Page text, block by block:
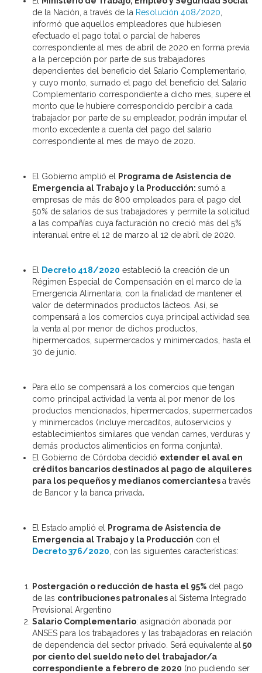
de la Nación, a través de la Resolución 408/2020
informó que aquellos empleadores que hubiesen
efectuado el pago total o parcial de haberes
correspondiente al mes de abril de 2020 en forma previa
a la percepción por parte de sus trabajadores
dependientes del beneficio del Salario Complementario,
y cuyo monto, sumado el pago del beneficio del Salario
Complementario correspondiente a dicho mes, supere el
monto que le hubiere correspondido percibir a cada
trabajador por parte de su empleador, podrán imputar el
monto excedente a cuenta del pago del salario
correspondiente al mes de mayo de 2020.
El Gobierno amplió el
Programa de Asistencia de
Emergencia al Trabajo y la Producción: sumó a
empresas de más de 800 empleados para el pago del
50% de salarios de sus trabajadores y permite la solicitud
a las compañías cuya facturación no creció más del 5%
interanual entre el 12 de marzo al 12 de abril de 2020.
El Decreto 418/2020 estableció la creación de un
Régimen Especial de Compensación en el marco de la
Emergencia Alimentaria, con la finalidad de mantener el
valor de determinados productos lácteos. Así, se
compensará a los comercios cuya principal actividad sea
la venta al por menor de dichos productos,
hipermercados, supermercados y minimercados, hasta el
30 de junio.
Para ello se compensará a los comercios que tengan
como principal actividad la venta al por menor de los
productos mencionados, hipermercados, supermercados
y minimercados (incluye mercaditos, autoservicios y
establecimientos similares que vendan carnes, verduras y
demás productos alimenticios en forma conjunta).
El Gobierno de Córdoba decidió extender el aval en
créditos bancarios destinados al pago de alquileres
para los pequeños y medianos comerciantesa través
de Bancor y la banca privada.
El Estado amplió el
Programa de Asistencia de
Emergencia al Trabajo y la Producción con el
Decreto 376/2020 , con las siguientes características:
Postergación o reducción de hasta el 95% del pago
de las contribuciones patronales al Sistema Integrado
Previsional Argentino
Salario Complementario: asignación abonada por
ANSES para los trabajadores y las trabajadoras en relación
de dependencia del sector privado. Será equivalente al 50
por ciento del sueldo neto del trabajador/a
correspondiente a febrero de 2020 (no pudiendo ser